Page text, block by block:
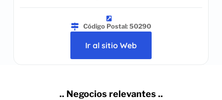
Código Postal: 50290
Ir al sitio Web
.. Negocios relevantes ..